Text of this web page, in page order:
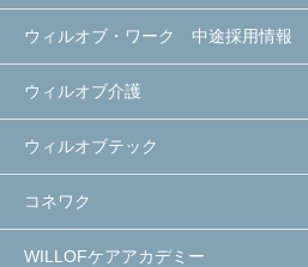
ウィルオブ・ワーク 中途採用情報
ウィルオブ介護
ウィルオブテック
コネワク
WILLOFケアアカデミー